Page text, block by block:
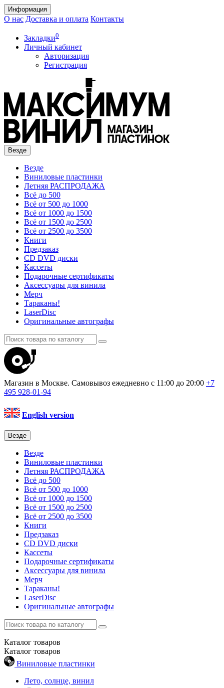
Информация
О нас Доставка и оплата Контакты
Закладки0
Личный кабинет
Авторизация
Регистрация
Везде
Везде
Виниловые пластинки
Летняя РАСПРОДАЖА
Всё до 500
Всё от 500 до 1000
Всё от 1000 до 1500
Всё от 1500 до 2500
Всё от 2500 до 3500
Книги
Предзаказ
CD DVD диски
Кассеты
Подарочные сертификаты
Аксессуары для винила
Мерч
Тараканы!
LaserDisc
Оригинальные автографы
Магазин в Москве. Самовывоз ежедневно с 11:00 до 20:00 +7
495 928-01-94
English version
Везде
Везде
Виниловые пластинки
Летняя РАСПРОДАЖА
Всё до 500
Всё от 500 до 1000
Всё от 1000 до 1500
Всё от 1500 до 2500
Всё от 2500 до 3500
Книги
Предзаказ
CD DVD диски
Кассеты
Подарочные сертификаты
Аксессуары для винила
Мерч
Тараканы!
LaserDisc
Оригинальные автографы
Каталог товаров
Каталог товаров
Виниловые пластинки
Лето, солнце, винил